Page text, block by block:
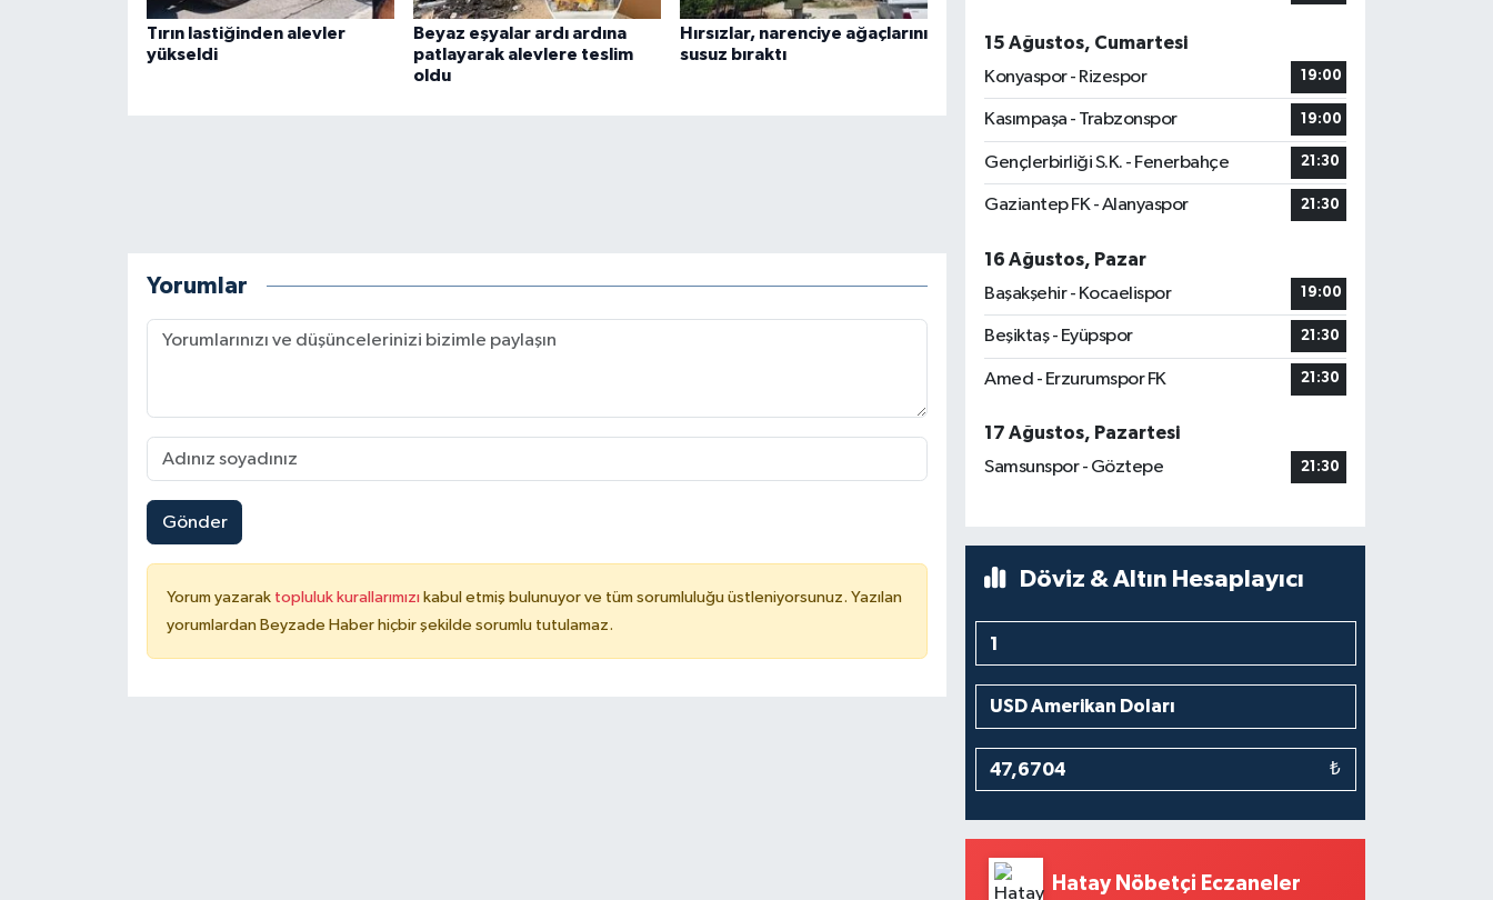
Tırın lastiğinden alevler
yükseldi
Beyaz eşyalar ardı ardına
patlayarak alevlere teslim
oldu
Hırsızlar, narenciye ağaçlarını
susuz bıraktı
Yorumlar
Gönder
Yorum yazarak topluluk kurallarımızı kabul etmiş bulunuyor ve tüm sorumluluğu üstleniyorsunuz. Yazılan
yorumlardan Beyzade Haber hiçbir şekilde sorumlu tutulamaz.
15 Ağustos, Cumartesi
Konyaspor - Rizespor
19:00
Kasımpaşa - Trabzonspor 19:00
Gençlerbirliği S.K. - Fenerbahçe 21:30
Gaziantep FK - Alanyaspor 21:30
16 Ağustos, Pazar
Başakşehir - Kocaelispor
19:00
Beşiktaş - Eyüpspor 21:30
Amed - Erzurumspor FK 21:30
17 Ağustos, Pazartesi
Samsunspor - Göztepe
21:30
Döviz & Altın Hesaplayıcı
₺
Hatay Nöbetçi Eczaneler